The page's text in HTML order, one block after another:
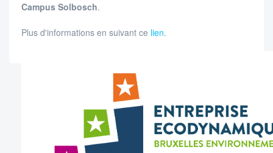
Campus Solbosch.
Plus d'informations en suivant ce lien.